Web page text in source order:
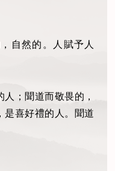
自然的。人賦予人
；聞道而敬畏的，
是喜好禮的人。聞道